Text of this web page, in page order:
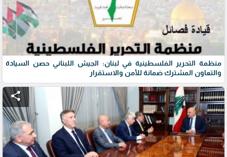
منظمة التحرير الفلسطينية في لبنان: الجيش اللبناني حصن السيادة
والتعاون المشترك ضمانة للأمن والاستقرار
share